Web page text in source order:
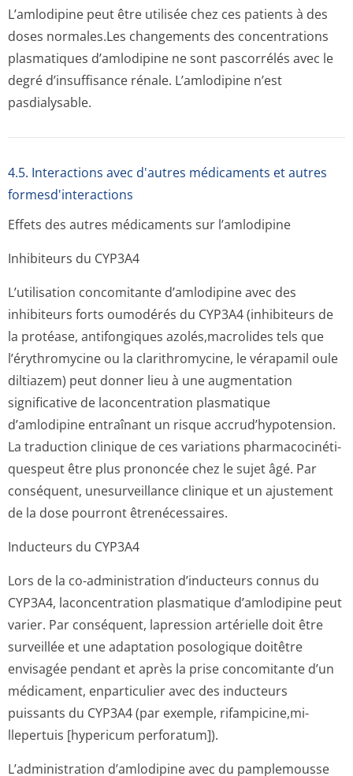
L’amlodipine peut être utilisée chez ces patients à des
doses normales.Les changements des concentrations
plasmatiques d’amlodipine ne sont pascorrélés avec le
degré d’insuffisance rénale. L’amlodipine n’est
pasdialysable.
4.5. Interactions avec d'autres médicaments et autres
formesd'interactions
Effets des autres médicaments sur l’amlodipine
Inhibiteurs du CYP3A4
L’utilisation concomitante d’amlodipine avec des
inhibiteurs forts oumodérés du CYP3A4 (inhibiteurs de
la protéase, antifongiques azolés,macrolides tels que
l’érythromycine ou la clarithromycine, le vérapamil oule
diltiazem) peut donner lieu à une augmentation
significative de laconcentration plasmatique
d’amlodipine entraînant un risque accrud’hypotension.
La traduction clinique de ces variations pharmacocinéti­
quespeut être plus prononcée chez le sujet âgé. Par
conséquent, unesurveillance clinique et un ajustement
de la dose pourront êtrenécessaires.
Inducteurs du CYP3A4
Lors de la co-administration d’inducteurs connus du
CYP3A4, laconcentration plasmatique d’amlodipine peut
varier. Par conséquent, lapression artérielle doit être
surveillée et une adaptation posologique doitêtre
envisagée pendant et après la prise concomitante d’un
médicament, enparticulier avec des inducteurs
puissants du CYP3A4 (par exemple, rifampicine,mi­
llepertuis [hypericum perforatum]).
L’administration d’amlodipine avec du pamplemousse